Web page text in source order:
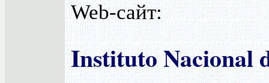
Web-сайт:
Instituto Nacional